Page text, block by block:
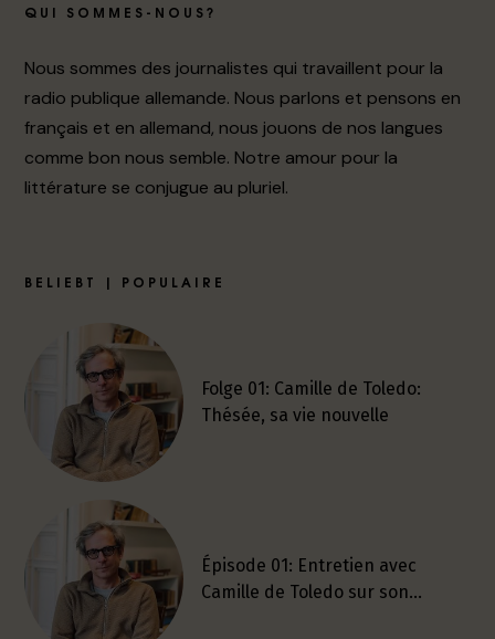
QUI SOMMES-NOUS?
Nous sommes des journalistes qui travaillent pour la
radio publique allemande. Nous parlons et pensons en
français et en allemand, nous jouons de nos langues
comme bon nous semble. Notre amour pour la
littérature se conjugue au pluriel.
BELIEBT | POPULAIRE
Folge 01: Camille de Toledo:
Thésée, sa vie nouvelle
Épisode 01: Entretien avec
Camille de Toledo sur son…